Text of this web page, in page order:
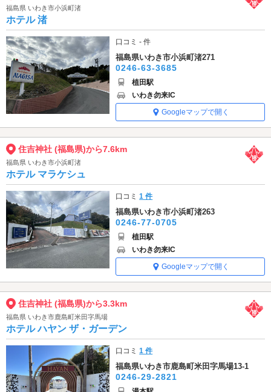
福島県 いわき市小浜町渚
ホテル 渚
口コミ - 件
福島県いわき市小浜町渚271
0246-63-3685
植田駅
いわき勿来IC
Googleマップで開く
住吉神社 (福島県)から7.6km
福島県 いわき市小浜町渚
ホテル マラケシュ
口コミ1 件
福島県いわき市小浜町渚263
0246-77-0705
植田駅
いわき勿来IC
Googleマップで開く
住吉神社 (福島県)から3.3km
福島県 いわき市鹿島町米田字馬場
ホテル ハヤン ザ・ガーデン
口コミ1 件
福島県いわき市鹿島町米田字馬場13-1
0246-29-2821